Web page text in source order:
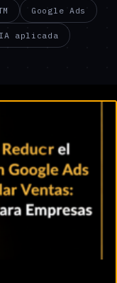
Google Ads
IA aplicada